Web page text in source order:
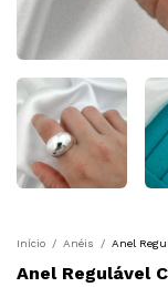
Início / Anéis / Anel
Anel Regulável